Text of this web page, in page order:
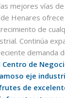
mejores vías de
Henares
de
Continúa
demanda
Centro de
eje
de